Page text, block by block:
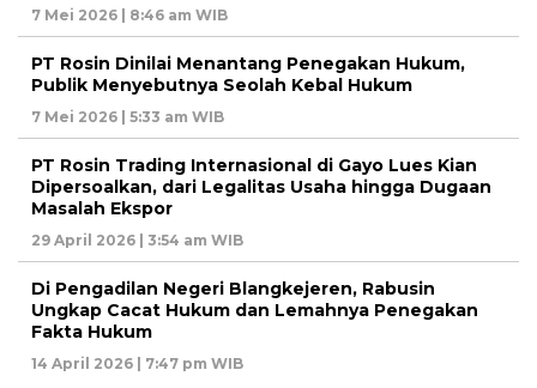
7 Mei 2026 | 8:46 am WIB
PT Rosin Dinilai Menantang Penegakan Hukum,
Publik Menyebutnya Seolah Kebal Hukum
7 Mei 2026 | 5:33 am WIB
PT Rosin Trading Internasional di Gayo Lues Kian
Dipersoalkan, dari Legalitas Usaha hingga Dugaan
Masalah Ekspor
29 April 2026 | 3:54 am WIB
Di Pengadilan Negeri Blangkejeren, Rabusin
Ungkap Cacat Hukum dan Lemahnya Penegakan
Fakta Hukum
14 April 2026 | 7:47 pm WIB